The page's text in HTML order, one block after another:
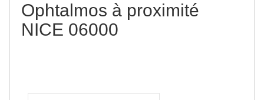
Ophtalmos à proximité
NICE 06000